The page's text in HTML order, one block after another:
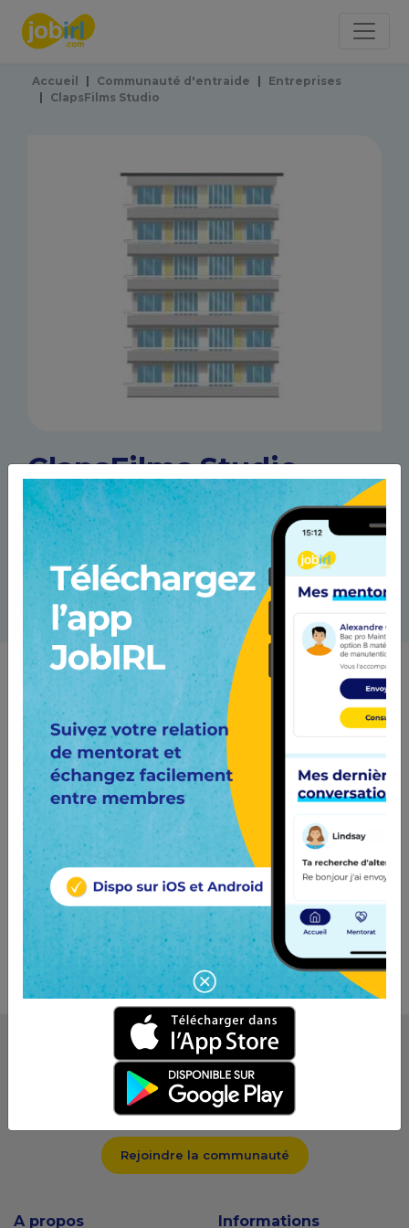
Accueil Communauté d'entraide
Entreprises
ClapsFilms Studio
ClapsFilms Studio
93 Les pavillons-sous-bois France
https://www.facebook.com/eric.jimajine
JobIRL
JobIRL est le réseau social de l'orientation qui connecte les
jeunes et les pros.
Rejoindre la communauté
A propos Informations
Panneau de gestion des cookies